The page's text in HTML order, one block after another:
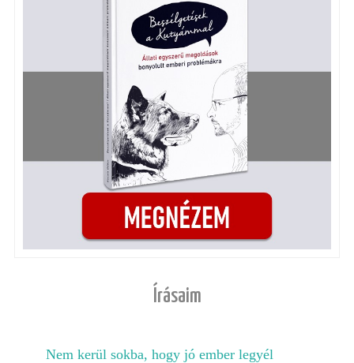
Írásaim
Nem kerül sokba, hogy jó ember legyél